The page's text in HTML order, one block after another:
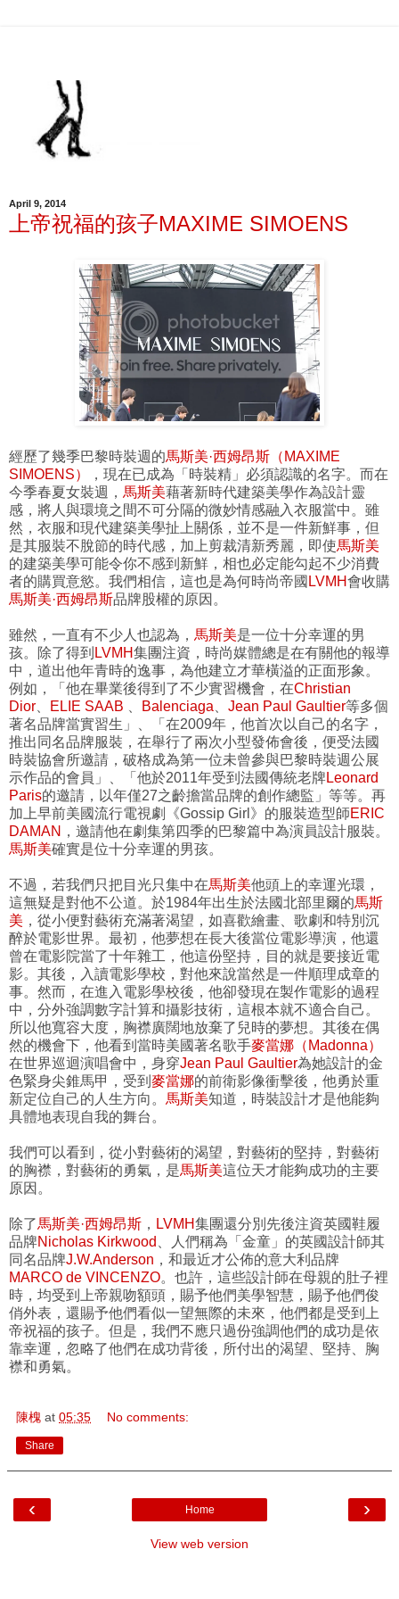
April 9, 2014
上帝祝福的孩子MAXIME SIMOENS
經歷了幾季巴黎時裝週的馬斯美·西姆昂斯（MAXIME
SIMOENS）
，現在已成為「時裝精」必須認識的名字。而在
今季春夏女裝週， 馬斯美藉著新時代建築美學作為設計靈
感，將人與環境之間不可分隔的微妙情感融入衣服當中。雖
然，衣服和現代建築美學扯上關係，並不是一件新鮮事，但
是其服裝不脫節的時代感，加上剪裁清新秀麗，即使馬斯美
的建築美學可能令你不感到新鮮，相也必定能勾起不少消費
者的購買意慾。我們相信，這也是為何時尚帝國 LVMH會收購
馬斯美·西姆昂斯品牌股權的原因。
雖然，一直有不少人也認為， 馬斯美是一位十分幸運的男
孩。除了得到 LVMH集團注資，時尚媒體總是在有關他的報導
中，道出他年青時的逸事，為他建立才華橫溢的正面形象。
例如，「他在畢業後得到了不少實習機會，在Christian
Dior
ELIE SAAB Balenciaga Jean Paul Gaultier等多個
著名品牌當實習生」、「在2009年，他首次以自己的名字，
推出同名品牌服裝，在舉行了兩次小型發佈會後，便受法國
時裝協會所邀請，破格成為第一位未曾參與巴黎時裝週公展
示作品的會員」、「他於2011年受到法國傳統老牌Leonard
Paris的邀請，以年僅27之齡擔當品牌的創作總監」等等。再
加上早前美國流行電視劇《Gossip Girl》的服裝造型師ERIC
DAMAN ，邀請他在劇集第四季的巴黎篇中為演員設計服裝。
馬斯美確實是位十分幸運的男孩。
不過，若我們只把目光只集中在馬斯美他頭上的幸運光環，
這無疑是對他不公道。於1984年出生於法國北部里爾的馬斯
美 ，從小便對藝術充滿著渴望，如喜歡繪畫、歌劇和特別沉
醉於電影世界。最初，他夢想在長大後當位電影導演，他還
曾在電影院當了十年雜工，他這份堅持，目的就是要接近電
影。其後，入讀電影學校，對他來說當然是一件順理成章的
事。然而，在進入電影學校後，他卻發現在製作電影的過程
中，分外強調數字計算和攝影技術，這根本就不適合自己。
所以他寬容大度，胸襟廣闊地放棄了兒時的夢想。其後在偶
然的機會下，他看到當時美國著名歌手麥當娜（Madonna）
在世界巡迴演唱會中，身穿Jean Paul Gaultier為她設計的金
色緊身尖錐馬甲，受到 麥當娜的前衛影像衝擊後，他勇於重
新定位自己的人生方向。 馬斯美知道，時裝設計才是他能夠
具體地表現自我的舞台。
我們可以看到，從小對藝術的渴望，對藝術的堅持，對藝術
的胸襟，對藝術的勇氣，是馬斯美這位天才能夠成功的主要
原因。
除了馬斯美·西姆昂斯 ， LVMH集團還分別先後注資英國鞋履
品牌Nicholas Kirkwood
、人們稱為「金童」的英國設計師其
同名品牌J.W.Anderson ，和最近才公佈的意大利品牌
MARCO de VINCENZO。也許，這些設計師在母親的肚子裡
時，均受到上帝親吻額頭，賜予他們美學智慧，賜予他們俊
俏外表，還賜予他們看似一望無際的未來，他們都是受到上
帝祝福的孩子。但是，我們不應只過份強調他們的成功是依
靠幸運，忽略了他們在成功背後，所付出的渴望、堅持、胸
襟和勇氣。
陳槐 at 05:35 No comments:
Share
‹ ›
Home
View web version